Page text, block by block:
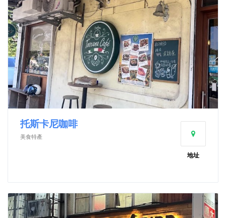
托斯卡尼咖啡
美食特產
地址